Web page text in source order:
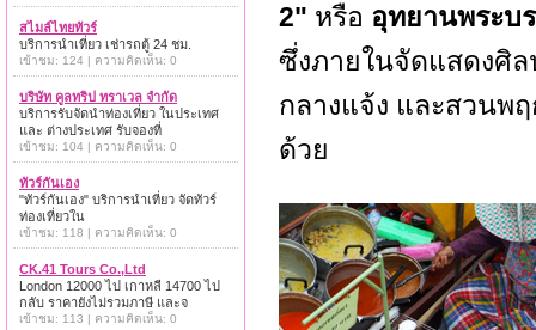
2" หรือ อุทยานพระบ
ซึ่งภายในจัดแสดงศิล
กลางแจ้ง และสวน
ด้วย
สไมล์ไทยทัวร์
บริการนำเที่ยว เช่ารถตู้ 24 ชม.
เข้าชม: 124 | ความคิดเห็น: 0
บริษัท คูลทริป ทราเวล จำกัด
บริการรับจัดนำท่องเที่ยว ในประเทศ
และ ต่างประเทศ รับจองที่
เข้าชม: 104 | ความคิดเห็น: 0
ทัวร์กันเอง
"ทัวร์กันเอง" บริการนำเที่ยว จัดทัวร์
ท่องเที่ยวใน
เข้าชม: 118 | ความคิดเห็น: 0
CK.41 Tours Co.,Ltd
London 12000 ไป เกาหลี 14700 ไป
กลับ ราคายังไม่รวมภาษี และจ
เข้าชม: 113 | ความคิดเห็น: 0